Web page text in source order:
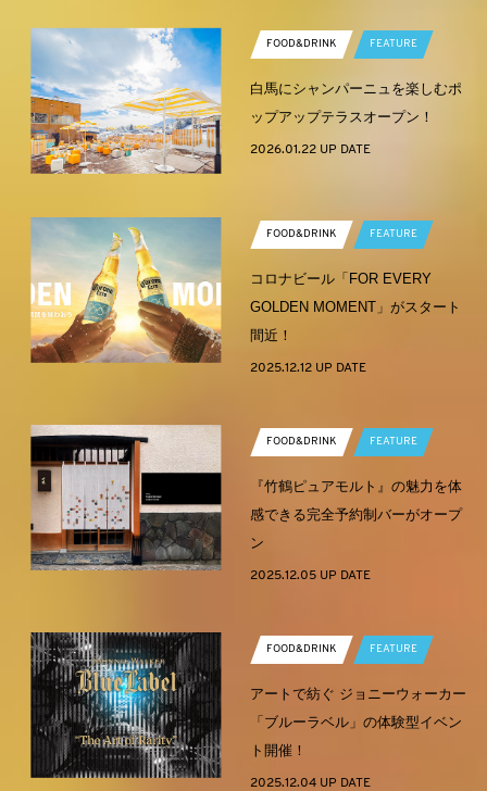
FOOD&DRINK FEATURE
白馬にシャンパーニュを楽しむポ
ップアップテラスオープン！
2026.01.22 UP DATE
FOOD&DRINK FEATURE
コロナビール「FOR EVERY
GOLDEN MOMENT」がスタート
間近！
2025.12.12 UP DATE
FOOD&DRINK FEATURE
『竹鶴ピュアモルト』の魅力を体
感できる完全予約制バーがオープ
ン
2025.12.05 UP DATE
FOOD&DRINK FEATURE
アートで紡ぐ ジョニーウォーカー
「ブルーラベル」の体験型イベン
ト開催！
2025.12.04 UP DATE